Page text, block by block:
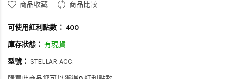
商品收藏 商品比較
可使用紅利點數： 400
庫存狀態： 有現貨
型號： STELLAR ACC.